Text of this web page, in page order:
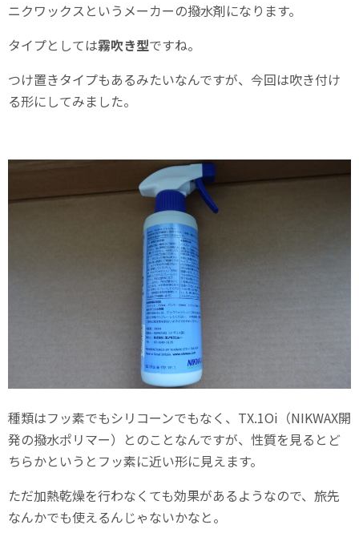
ニクワックスというメーカーの撥水剤になります。
タイプとしては霧吹き型ですね。
つけ置きタイプもあるみたいなんですが、今回は吹き付け
る形にしてみました。
種類はフッ素でもシリコーンでもなく、TX.1Oi（NIKWAX開
発の撥水ポリマー）とのことなんですが、性質を見るとど
ちらかというとフッ素に近い形に見えます。
ただ加熱乾燥を行わなくても効果があるようなので、旅先
なんかでも使えるんじゃないかなと。